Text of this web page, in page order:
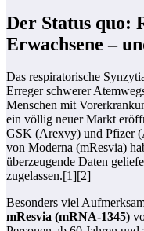
Der Status quo:
Erwachsene –
Das respiratorische
Erreger schwerer
Menschen mit
ein völlig neuer Markt
GSK (Arexvy) und Pfizer
von Moderna (mResvia)
überzeugende Daten
zugelassen.[1][2]
Besonders viel
mResvia (mRNA‑1345)